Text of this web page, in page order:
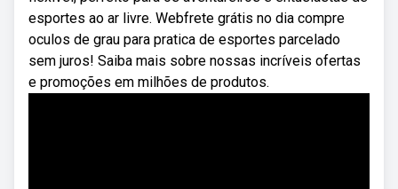
esportes ao ar livre. Webfrete grátis no dia compre
oculos de grau para pratica de esportes parcelado
sem juros! Saiba mais sobre nossas incríveis ofertas
e promoções em milhões de produtos.